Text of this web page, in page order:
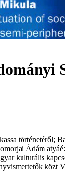
Ádám
kulturális